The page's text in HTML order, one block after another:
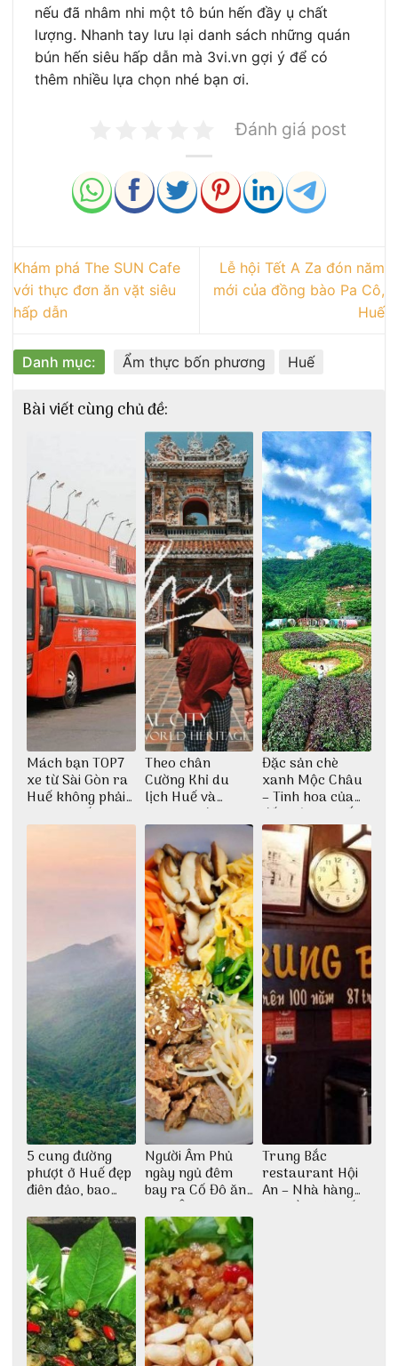
nếu đã nhâm nhi một tô bún hến đầy ụ chất
lượng. Nhanh tay lưu lại danh sách những quán
bún hến siêu hấp dẫn mà 3vi.vn gợi ý để có
thêm nhiều lựa chọn nhé bạn ơi.
Đánh giá post
Khám phá The SUN Cafe
với thực đơn ăn vặt siêu
hấp dẫn
Lễ hội Tết A Za đón năm
mới của đồng bào Pa Cô,
Huế
Danh mục: Ẩm thực bốn phương Huế
Bài viết cùng chủ đề:
Mách bạn TOP7
xe từ Sài Gòn ra
Huế không phải
ai cũng biết
Theo chân
Cường Khỉ du
lịch Huế và
check-in đúng
những góc chụp
đẹp
Đặc sản chè
xanh Mộc Châu
– Tinh hoa của
đất trời Tây Bắc
5 cung đường
phượt ở Huế đẹp
điên đảo, bao
dịch
Người Âm Phủ
ngày ngủ đêm
bay ra Cố Đô ăn
Cơm Âm Phủ
Huế
Trung Bắc
restaurant Hội
An – Nhà hàng
cao lầu có thiết